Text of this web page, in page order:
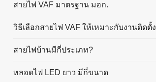
สายไฟ VAF มาตรฐาน มอก.
วิธีเลือกสายไฟ VAF ให้เหมาะกับงานติดตั้ง
สายไฟบ้านมีกี่ประเภท?
หลอดไฟ LED ยาว มีกี่ขนาด